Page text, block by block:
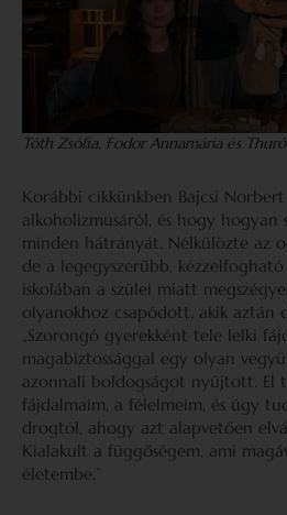
Tóth Zsófia, Fodor Annamária és
Korábbi cikkünkben Bajcsi
alkoholizmusáról, és hogy hogyan
minden hátrányát. Nélkülözte az
de a legegyszerűbb,
iskolában a szülei miatt
olyanokhoz csapódott, akik aztán
„Szorongó gyerekként tele lelki
magabiztossággal egy olyan
azonnali boldogságot nyújtott. El
fájdalmaim, a félelmeim, és úgy
drogtól, ahogy azt alapvetően
Kialakult a függőségem, ami
életembe.”